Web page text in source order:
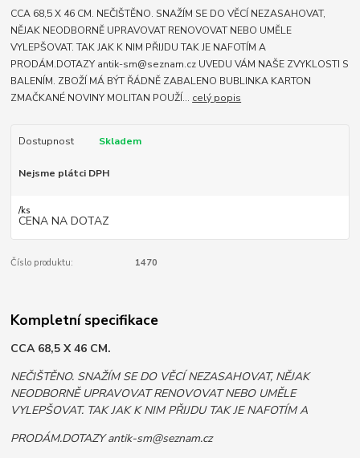
CCA 68,5 X 46 CM. NEČIŠTĚNO. SNAŽÍM SE DO VĚCÍ NEZASAHOVAT,
NĚJAK NEODBORNĚ UPRAVOVAT RENOVOVAT NEBO UMĚLE
VYLEPŠOVAT. TAK JAK K NIM PŘIJDU TAK JE NAFOTÍM A
PRODÁM.DOTAZY antik-sm@seznam.cz UVEDU VÁM NAŠE ZVYKLOSTI S
BALENÍM. ZBOŽÍ MÁ BÝT ŘÁDNĚ ZABALENO BUBLINKA KARTON
ZMAČKANÉ NOVINY MOLITAN POUŽÍ... celý popis
Dostupnost Skladem
Nejsme plátci DPH
/ks
CENA NA DOTAZ
Číslo produktu: 1470
Kompletní specifikace
CCA 68,5 X 46 CM.
NEČIŠTĚNO. SNAŽÍM SE DO VĚCÍ NEZASAHOVAT, NĚJAK
NEODBORNĚ UPRAVOVAT RENOVOVAT NEBO UMĚLE
VYLEPŠOVAT. TAK JAK K NIM PŘIJDU TAK JE NAFOTÍM A
PRODÁM.DOTAZY antik-sm@seznam.cz